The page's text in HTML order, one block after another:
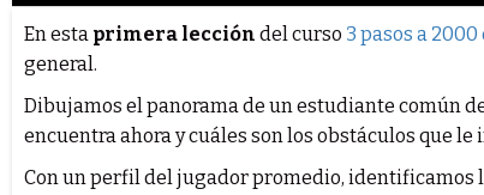
En esta primera lección del curso 3 pasos a 2000
general.
Dibujamos el panorama de un estudiante común
encuentra ahora y cuáles son los obstáculos que
Con un perfil del jugador promedio, identificamos